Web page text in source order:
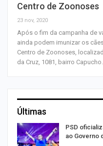
Centro de Zoonoses
23 nov, 2020
Após o fim da campanha de
ainda podem imunizar os
Centro de Zoonoses,
da Cruz, 1081, bairro
Últimas
PSD
ao Governo